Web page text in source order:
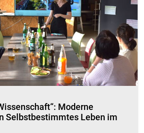
Moderne
Selbstbestimmtes Leben im